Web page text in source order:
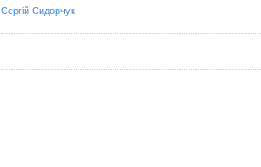
Сергій Сидорчук